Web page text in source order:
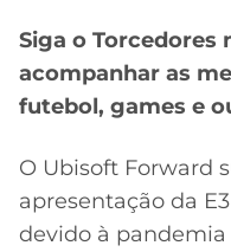
Siga o Torcedores
acompanhar as
futebol, games e
O Ubisoft Forward
apresentação da
devido à pandemia